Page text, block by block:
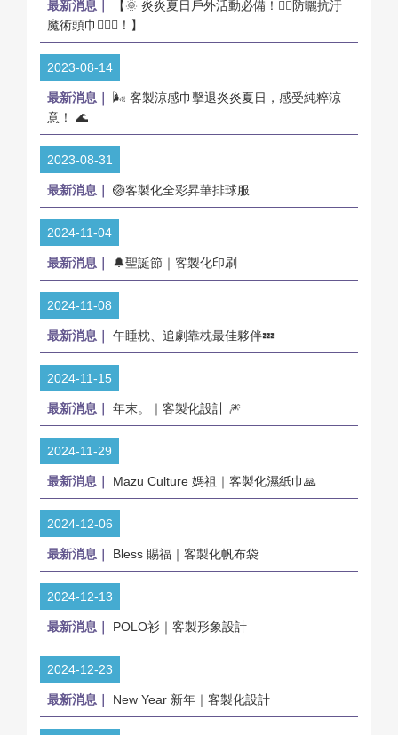
最新消息｜
【🌞 炎炎夏日戶外活動必備！🏃‍♀️防曬抗汙
魔術頭巾👳🏽‍♂️！】
2023-08-14
最新消息｜
🌬️ 客製涼感巾擊退炎炎夏日，感受純粹涼
意！ 🌊
2023-08-31
最新消息｜ 🏐客製化全彩昇華排球服
2024-11-04
最新消息｜ 🔔聖誕節｜客製化印刷
2024-11-08
最新消息｜ 午睡枕、追劇靠枕最佳夥伴💤
2024-11-15
最新消息｜ 年末。｜客製化設計 🎆
2024-11-29
最新消息｜ Mazu Culture 媽祖｜客製化濕紙巾🙏
2024-12-06
最新消息｜ Bless 賜福｜客製化帆布袋
2024-12-13
最新消息｜ POLO衫｜客製形象設計
2024-12-23
最新消息｜ New Year 新年｜客製化設計